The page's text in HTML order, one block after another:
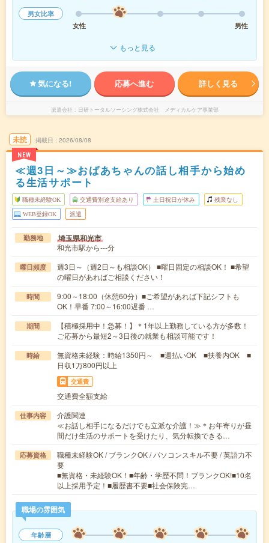
男女比率
女性
男性
もっと見る
気になる! 応募へ進む 詳しく見る
派遣会社 日研トータルソーシング株式会社 メディカルケア事業部
未読
NEW
掲載日 2026/08/08
≪週3日～≫おばあちゃんの話し相手から始め
る生活サポート
職種未経験OK 交通費別途支給あり 土日祝日が休み 残業なし
WEB登録OK 派遣
勤務地 埼玉県和光市
和光市駅から---分
曜日頻度
週3日～（週2日～も相談OK） ■曜日固定の相談OK！ ■希望
の曜日があればご相談ください！
時間
9:00～18:00（休憩60分）■ご希望があれば下記シフトも
OK！早番 7:00～16:00遅番 …
期間
【積極採用中！急募！】＊1年以上勤務している方が多数！
ご応募から最短2～3日後の就業も相談可能です！
時給
無資格未経験：時給1350円～ ■週払いOK ■扶養内OK ■
日収1万800円以上
交通費
交通費全額支給
仕事内容
介護関連
≪お話し相手になるだけでも立派な介護！≫＊お年寄りが昼
間だけ生活のサポートを受けたり、気分転換できる…
応募資格
職種未経験OK / ブランクOK / パソコンスキル不要 / 英語力不
要
■無資格・未経験OK！■年齢・学歴不問！ブランクOK!■10名
以上採用予定！■履歴書不要■社会保険完…
職場の雰囲気
年齢層